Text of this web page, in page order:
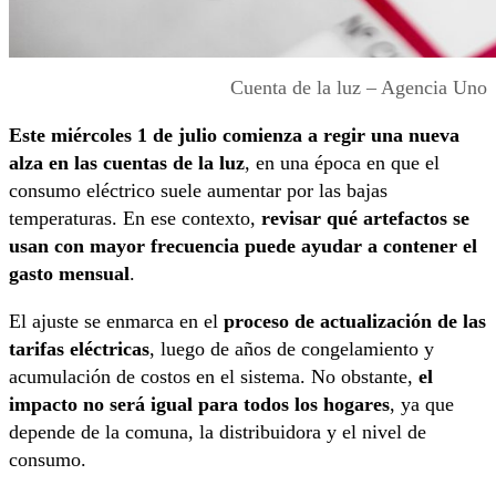
Cuenta de la luz – Agencia Uno
Este miércoles 1 de julio comienza a regir una nueva
alza en las cuentas de la luz, en una época en que el
consumo eléctrico suele aumentar por las bajas
temperaturas. En ese contexto, revisar qué artefactos se
usan con mayor frecuencia puede ayudar a contener el
gasto mensual.
El ajuste se enmarca en el proceso de actualización de las
tarifas eléctricas, luego de años de congelamiento y
acumulación de costos en el sistema. No obstante, el
impacto no será igual para todos los hogares, ya que
depende de la comuna, la distribuidora y el nivel de
consumo.